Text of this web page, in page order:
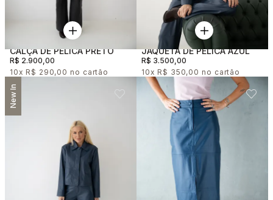
CALÇA DE PELICA PRETO
R$ 2.900,00
10x R$ 290,00
JAQUETA DE PELICA AZUL
R$ 3.500,00
10x R$ 350,00
New In